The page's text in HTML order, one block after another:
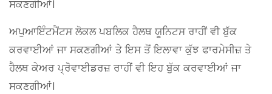
ਸਕਣਗੀਆਂ।
ਅਪੁਆਇੰਟਮੈਂਟਸ ਲੋਕਲ ਪਬਲਿਕ ਹੈਲਥ ਯੂਨਿਟਸ ਰਾਹੀਂ ਵੀ ਬੁੱਕ
ਕਰਵਾਈਆਂ ਜਾ ਸਕਣਗੀਆਂ ਤੇ ਇਸ ਤੋਂ ਇਲਾਵਾ ਕੁੱਝ ਫਾਰਮੇਸੀਜ਼ ਤੇ
ਹੈਲਥ ਕੇਅਰ ਪ੍ਰੋਵਾਈਡਰਜ਼ ਰਾਹੀਂ ਵੀ ਇਹ ਬੁੱਕ ਕਰਵਾਈਆਂ ਜਾ
ਸਕਣਗੀਆਂ।